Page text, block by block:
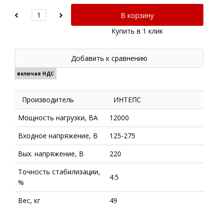
В корзину
Купить в 1 клик
Добавить к сравнению
включая НДС
Производитель
ИНТЕПС
Мощность нагрузки, ВА
12000
Входное напряжение, В
125-275
Вых. напряжение, В
220
Точность стабилизации,
%
4.5
Вес, кг
49